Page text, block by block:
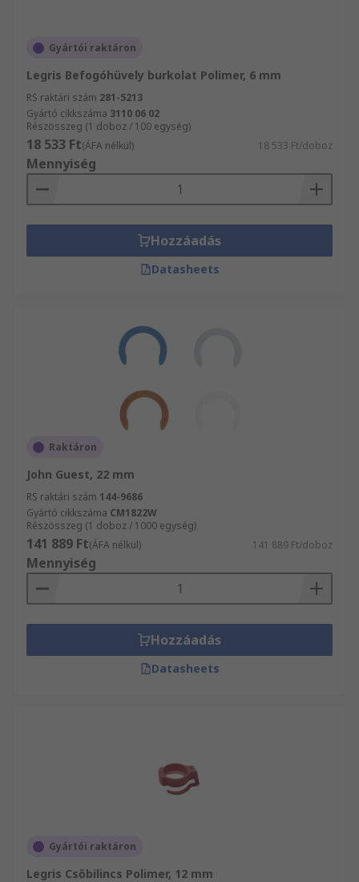
Gyártói raktáron
Legris Befogóhüvely burkolat Polimer, 6 mm
RS raktári szám 281-5213
Gyártó cikkszáma 3110 06 02
Részösszeg (1 doboz / 100 egység)
18 533 Ft(ÁFA nélkül) 18 533 Ft/doboz
Mennyiség
Hozzáadás
Datasheets
Raktáron
John Guest, 22 mm
RS raktári szám 144-9686
Gyártó cikkszáma CM1822W
Részösszeg (1 doboz / 1000 egység)
141 889 Ft(ÁFA nélkül) 141 889 Ft/doboz
Mennyiség
Hozzáadás
Datasheets
Gyártói raktáron
Legris Csőbilincs Polimer, 12 mm